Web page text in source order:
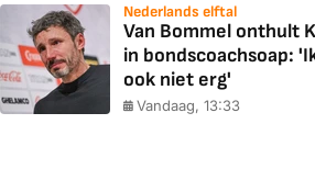
Nederlands elftal
Van Bommel onthult
in bondscoachsoap:
ook niet erg'
Vandaag, 13:33